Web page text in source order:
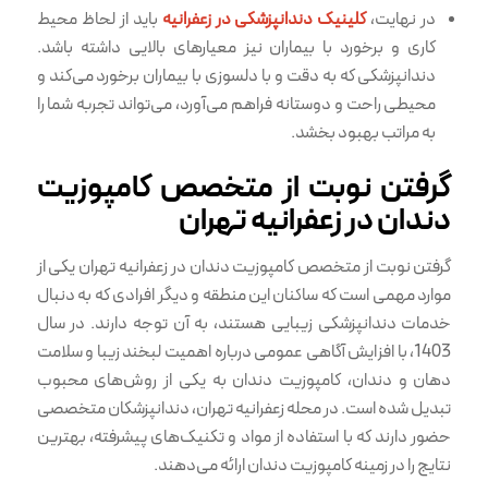
در نهایت،کلینیک دندانپزشکی در زعفرانیه باید از لحاظ محیط
کاری و برخورد با بیماران نیز معیارهای بالایی داشته باشد.
دندانپزشکی که به دقت و با دلسوزی با بیماران برخورد می‌کند و
محیطی راحت و دوستانه فراهم می‌آورد، می‌تواند تجربه شما را
به مراتب بهبود بخشد.
گرفتن نوبت از متخصص کامپوزیت
دندان در زعفرانیه تهران
گرفتن نوبت از متخصص کامپوزیت دندان در زعفرانیه تهران یکی از
موارد مهمی است که ساکنان این منطقه و دیگر افرادی که به دنبال
خدمات دندانپزشکی زیبایی هستند، به آن توجه دارند. در سال
1403، با افزایش آگاهی عمومی درباره اهمیت لبخند زیبا و سلامت
دهان و دندان، کامپوزیت دندان به یکی از روش‌های محبوب
تبدیل شده است. در محله زعفرانیه تهران، دندانپزشکان متخصصی
حضور دارند که با استفاده از مواد و تکنیک‌های پیشرفته، بهترین
نتایج را در زمینه کامپوزیت دندان ارائه می‌دهند.